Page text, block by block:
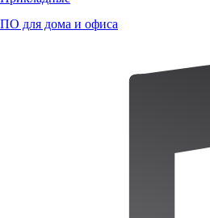
ПО для дома и офиса